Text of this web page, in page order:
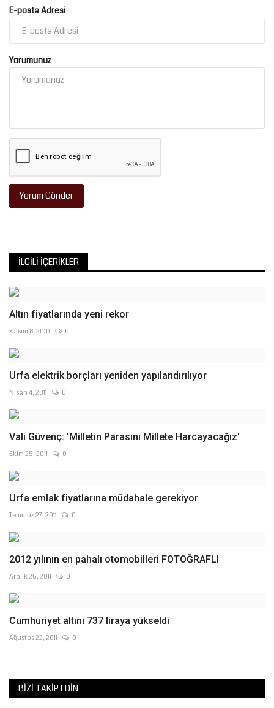
E-posta Adresi
Yorumunuz
Yorum Gönder
İLGILI İÇERIKLER
Altın fiyatlarında yeni rekor
Kasım 8, 2010 0
Urfa elektrik borçları yeniden yapılandırılıyor
Nisan 4, 2011 0
Vali Güvenç: 'Milletin Parasını Millete Harcayacağız'
Ekim 25, 2011 0
Urfa emlak fiyatlarına müdahale gerekiyor
Temmuz 27, 2011 0
2012 yılının en pahalı otomobilleri FOTOĞRAFLI
Aralık 25, 2011 0
Cumhuriyet altını 737 liraya yükseldi
Ağustos 22, 2011 0
BIZI TAKIP EDIN